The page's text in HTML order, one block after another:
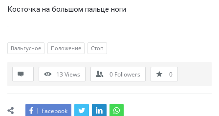
Косточка на большом пальце ноги
.
Вальгусное Положение Стоп
13 Views 0 Followers 0
Facebook